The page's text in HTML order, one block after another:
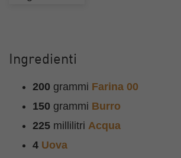
Ingredienti
200 grammi Farina 00
150 grammi Burro
225 millilitri Acqua
4 Uova